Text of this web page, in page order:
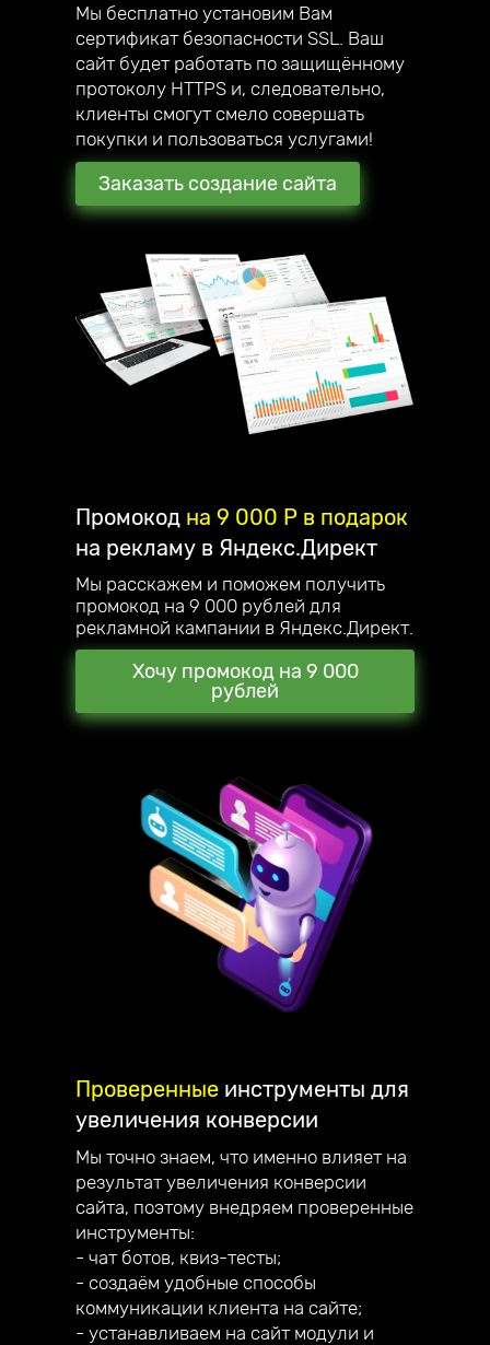
Мы бесплатно установим Вам
сертификат безопасности SSL. Ваш
сайт будет работать по защищённому
протоколу HTTPS и, следовательно,
клиенты смогут смело совершать
покупки и пользоваться услугами!
Заказать создание сайта
Промокод на 9 000 P в подарок
на рекламу в Яндекс.Директ
Мы расскажем и поможем получить
промокод на 9 000 рублей для
рекламной кампании в Яндекс.Директ.
Хочу промокод на 9 000
рублей
Проверенные инструменты для
увеличения конверсии
Мы точно знаем, что именно влияет на
результат увеличения конверсии
сайта, поэтому внедряем проверенные
инструменты:
- чат ботов, квиз-тесты;
- создаём удобные способы
коммуникации клиента на сайте;
- устанавливаем на сайт модули и